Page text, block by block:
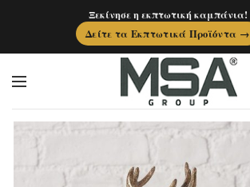
Ξεκίνησε η εκπτωτική καμπάνια!
Δείτε τα Εκπτωτικά Προϊόντα →